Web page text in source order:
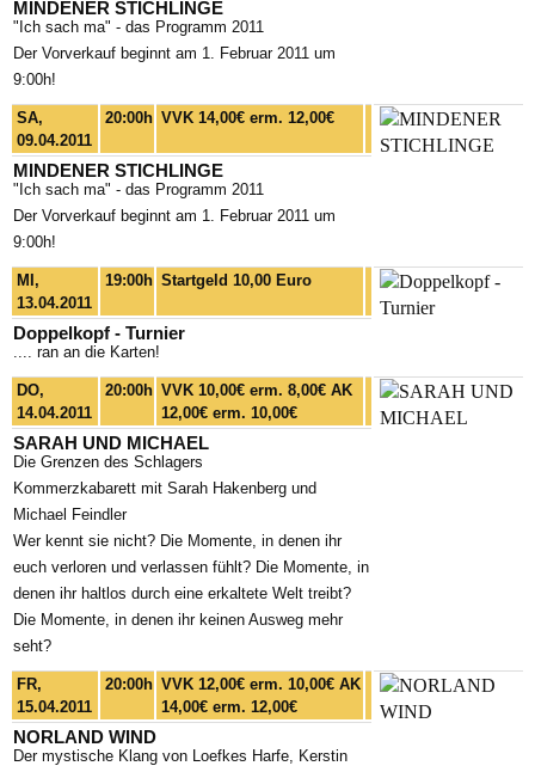
MINDENER STICHLINGE
"Ich sach ma" - das Programm 2011
Der Vorverkauf beginnt am 1. Februar 2011 um
9:00h!
SA,
09.04.2011
20:00h VVK 14,00€ erm. 12,00€
MINDENER STICHLINGE
"Ich sach ma" - das Programm 2011
Der Vorverkauf beginnt am 1. Februar 2011 um
9:00h!
MI,
13.04.2011
19:00h Startgeld 10,00 Euro
Doppelkopf - Turnier
.... ran an die Karten!
DO,
14.04.2011
20:00h VVK 10,00€ erm. 8,00€ AK
12,00€ erm. 10,00€
SARAH UND MICHAEL
Die Grenzen des Schlagers
Kommerzkabarett mit Sarah Hakenberg und
Michael Feindler
Wer kennt sie nicht? Die Momente, in denen ihr
euch verloren und verlassen fühlt? Die Momente, in
denen ihr haltlos durch eine erkaltete Welt treibt?
Die Momente, in denen ihr keinen Ausweg mehr
seht?
FR,
15.04.2011
20:00h VVK 12,00€ erm. 10,00€ AK
14,00€ erm. 12,00€
NORLAND WIND
Der mystische Klang von Loefkes Harfe, Kerstin